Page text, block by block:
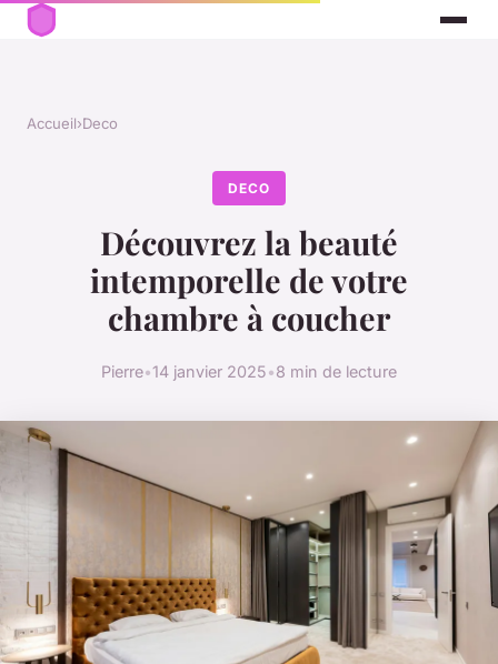
Accueil›Deco
DECO
Découvrez la beauté
intemporelle de votre
chambre à coucher
Pierre•14 janvier 2025•8 min de lecture